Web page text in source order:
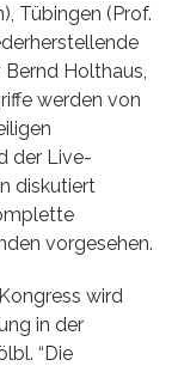
Tübingen (Prof.
Holthaus,
werden von
der Live-
diskutiert
vorgesehen.
wird
in der
“Die